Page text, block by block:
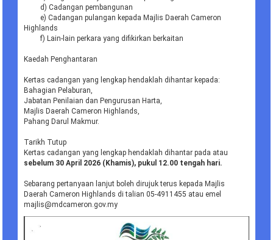
d) Cadangan pembangunan
e) Cadangan pulangan kepada Majlis Daerah Cameron
Highlands
f) Lain-lain perkara yang difikirkan berkaitan
Kaedah Penghantaran
Kertas cadangan yang lengkap hendaklah dihantar kepada:
Bahagian Pelaburan,
Jabatan Penilaian dan Pengurusan Harta,
Majlis Daerah Cameron Highlands,
Pahang Darul Makmur.
Tarikh Tutup
Kertas cadangan yang lengkap hendaklah dihantar pada atau
sebelum 30 April 2026 (Khamis), pukul 12.00 tengah hari.
Sebarang pertanyaan lanjut boleh dirujuk terus kepada Majlis
Daerah Cameron Highlands di talian 05-4911455 atau emel
majlis@mdcameron.gov.my